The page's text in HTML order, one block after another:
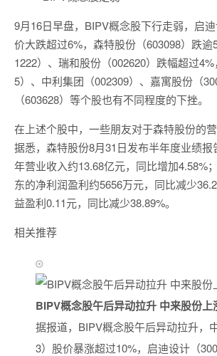
9月16日早盘，BIPV概念股下行走弱，启
价大跌超过6%，森特股份（603098）跌
1222）、瑞和股份（002620）跌幅超过
5）、中利集团（002309）、嘉寓股份（
（603628）等个股也有不同程度的下挫。
在上述个股中，一些朋友对于森特股份的营
据悉，森特股份8月31日发布半年度业绩报
年营业收入约13.68亿元，同比增加4.58%
东的净利润盈利约5656万元，同比减少
益盈利0.11元，同比减少38.89%。
相关推荐
BIPV概念股午后异动拉升 中来股份上
据报道，BIPV概念股午后异动拉升，
3）股价暴涨超过10%，启迪设计（